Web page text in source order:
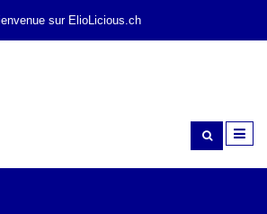
sur ElioLicious.ch